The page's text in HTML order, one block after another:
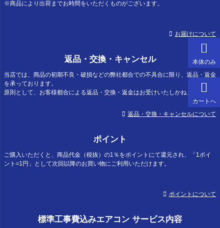
カートへ
本体のみ
※商品により出荷までお時間をいただくものがございます。
お届けについて
返品・交換・キャンセル
当店では、商品の初期不良・破損などの弊社都合での不具合に限り、返品・返金
を承っております。
原則として、お客様都合による返品・交換・返金はお受けいたしかねます。
返品・交換・キャンセルについて
ポイント
ご購入いただくと、商品代金（税抜）の1％をポイントにて還元され、「1ポイ
ント=1円」として次回以降のお買い物にご利用いただけます。
ポイントについて
標準工事費込みエアコン サービス内容